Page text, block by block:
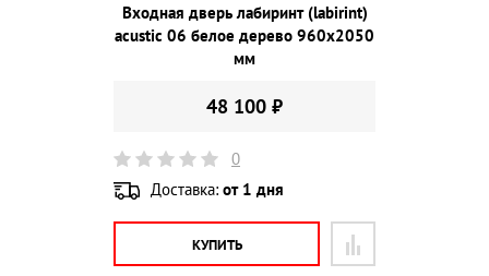
Входная дверь лабиринт (labirint)
acustic 06 белое дерево 960х2050
мм
48 100 ₽
0
Доставка: от 1 дня
КУПИТЬ